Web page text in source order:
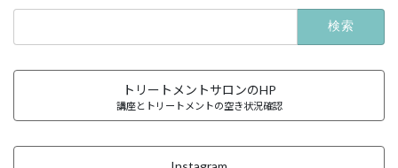
トリートメントサロンのHP
講座とトリートメントの空き状況確認